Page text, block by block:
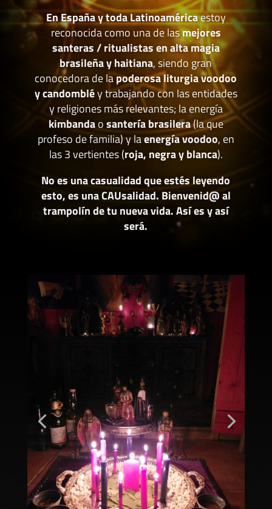
En España y toda Latinoaméricaestoy
reconocida como una de lasmejores
santeras / ritualistas en alta magia
brasileña y haitiana, siendo gran
conocedora de lapoderosa liturgia voodoo
y candombléy trabajando con las entidades
y religiones más relevantes; la energía
kimbandaosantería brasilera(la que
profeso de familia) y laenergía voodoo, en
las 3 vertientes (roja, negra y blanca).
No es una casualidad que estés leyendo
esto, es una CAUsalidad. Bienvenid@ al
trampolín de tu nueva vida. Así es y así
será.